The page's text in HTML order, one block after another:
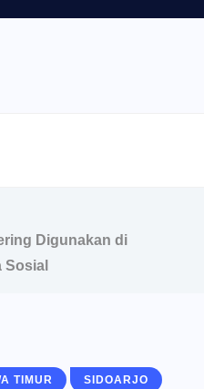
Digunakan di
Sosial
TIMUR SIDOARJO